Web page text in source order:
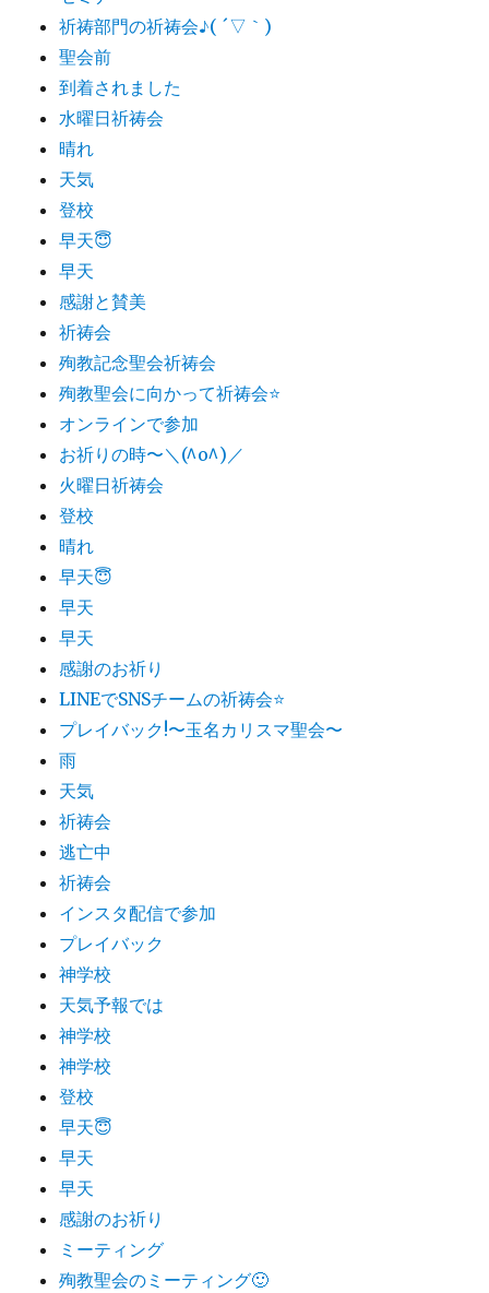
祈祷部門の祈祷会♪( ´▽｀)
聖会前
到着されました
水曜日祈祷会
晴れ
天気
登校
早天😇
早天
感謝と賛美
祈祷会
殉教記念聖会祈祷会
殉教聖会に向かって祈祷会⭐️
オンラインで参加
お祈りの時〜＼(^o^)／
火曜日祈祷会
登校
晴れ
早天😇
早天
早天
感謝のお祈り
LINEでSNSチームの祈祷会​⭐️
プレイバック!〜玉名カリスマ聖会〜
雨
天気
祈祷会
逃亡中
祈祷会
インスタ配信で参加
プレイバック
神学校
天気予報では
神学校
神学校
登校
早天😇
早天
早天
感謝のお祈り
ミーティング
殉教聖会のミーティング🙂